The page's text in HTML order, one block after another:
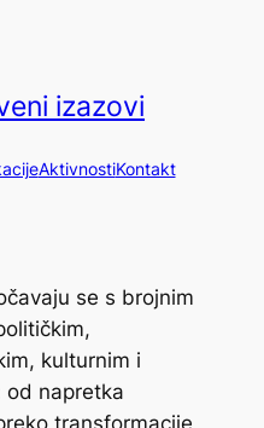
izazovi
AktivnostiKontakt
se s brojnim
kulturnim i
od napretka
transformacije